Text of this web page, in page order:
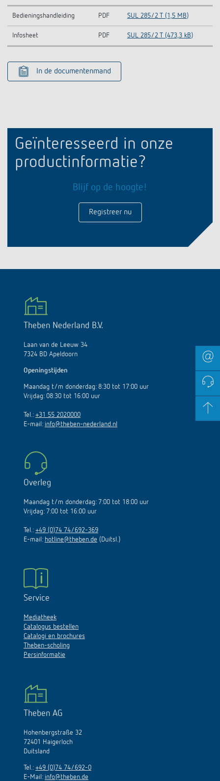
Bedieningshandleiding PDF SUL 285/2 T (1,5 MB)
Infosheet PDF SUL 285/2 T (473,3 kB)
In de documentenmand
Geïnteresseerd in onze
productinformatie?
Blijf op de hoogte!
Registreer nu
Theben Nederland B.V.
Laan van de Leeuw 34
7324 BD Apeldoorn
Openingstijden
Maandag t/m donderdag: 8:30 tot 17:00 uur
Vrijdag: 08:30 tot 16:00 uur
Tel.: +31 55 2020000
E-mail: info@theben-nederland.nl
Overleg
Maandag t/m donderdag: 7:00 tot 18:00 uur
Vrijdag: 7:00 tot 16:00 uur
Tel.: +49 (0)74 74/692-369
E-mail: hotline@theben.de (Duitsl.)
Service
Mediatheek
Catalogus bestellen
Catalogi en brochures
Theben-scholing
Persinformatie
Theben AG
Hohenbergstraße 32
72401 Haigerloch
Duitsland
Tel.: +49 (0)74 74/692-0
E-Mail: info@theben.de